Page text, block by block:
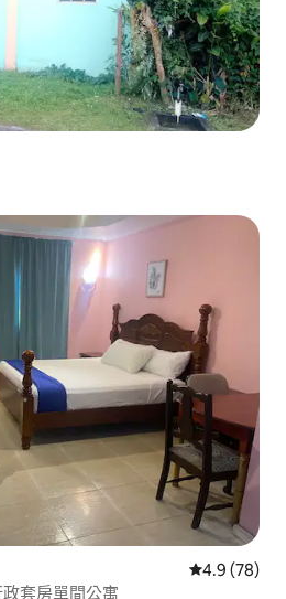
從 78 則評
4.9 (78)
套房單間公寓